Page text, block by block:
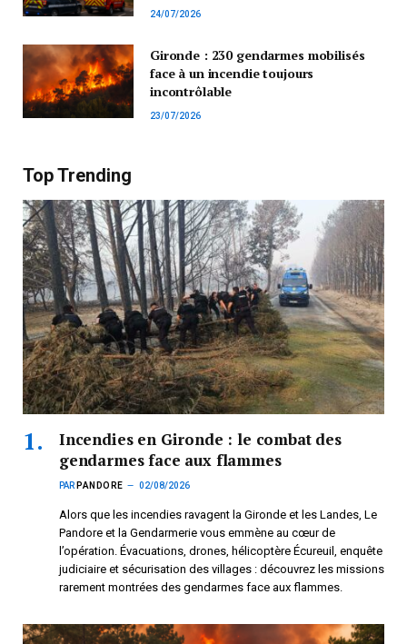
24/07/2026
Gironde : 230 gendarmes mobilisés
face à un incendie toujours
incontrôlable
23/07/2026
Top Trending
Incendies en Gironde : le combat des
gendarmes face aux flammes
PAR PANDORE 02/08/2026
Alors que les incendies ravagent la Gironde et les Landes, Le
Pandore et la Gendarmerie vous emmène au cœur de
l’opération. Évacuations, drones, hélicoptère Écureuil, enquête
judiciaire et sécurisation des villages : découvrez les missions
rarement montrées des gendarmes face aux flammes.